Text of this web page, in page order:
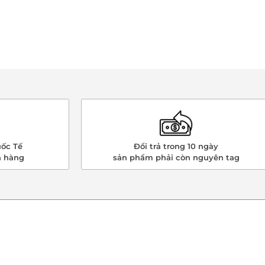
Tế
hàng
Đổi trả trong 10 ngày
sản phẩm phải còn nguyên tag